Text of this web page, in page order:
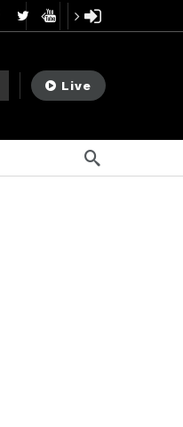
Live